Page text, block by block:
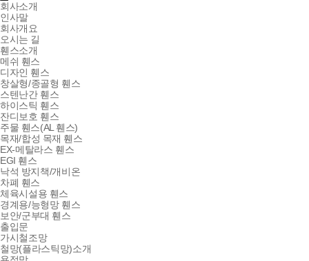
회사소개
인사말
회사개요
오시는 길
휀스소개
메쉬 휀스
디자인 휀스
창살형/종골형 휀스
스텐난간 휀스
하이스틱 휀스
잔디보호 휀스
주물 휀스(AL 휀스)
목재/합성 목재 휀스
EX-메탈라스 휀스
EGI 휀스
낙석 방지책/개비온
차폐 휀스
체육시설용 휀스
경계용/능형망 휀스
보안/군부대 휀스
출입문
가시철조망
철망(플라스틱망)소개